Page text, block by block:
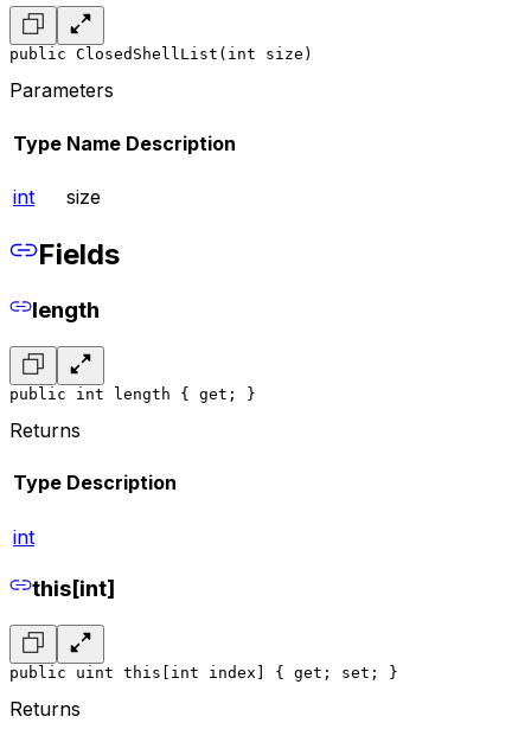
public ClosedShellList(int size)
Parameters
Type Name Description
int size
Fields
length
public int length { get; }
Returns
Type Description
int
this[int]
public uint this[int index] { get; set; }
Returns